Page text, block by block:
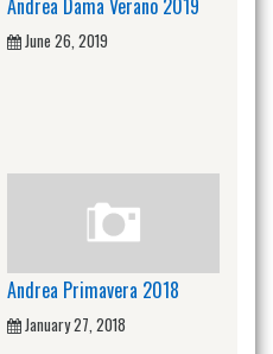
Andrea Dama Verano 2019
June 26, 2019
Andrea Primavera 2018
January 27, 2018